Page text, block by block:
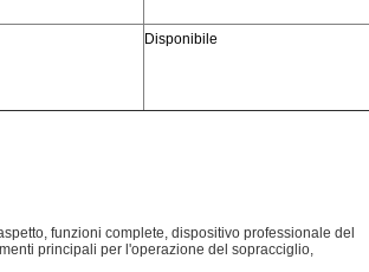
Disponibile
funzioni complete, dispositivo professionale del
principali per l'operazione del sopracciglio,